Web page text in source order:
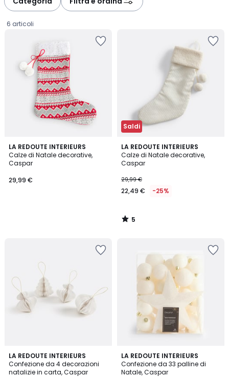
6 articoli
LA REDOUTE INTERIEURS
Calze di Natale decorative,
Caspar
€.
29,99 €
Saldi
LA REDOUTE INTERIEURS
Calze di Natale decorative,
Caspar
29,99 €
22,49 € -25%
5
/
5
5
/
LA REDOUTE INTERIEURS
Confezione da 4 decorazioni
natalizie in carta, Caspar
5
/
5
LA REDOUTE INTERIEURS
Confezione da 33 palline di
Natale, Caspar
3,5
/ 5